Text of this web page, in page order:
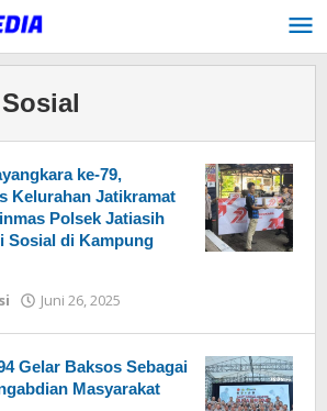
ke-79,
Kelurahan Jatikramat
Polsek Jatiasih
Sosial di Kampung
Juni 26, 2025
Gelar Baksos Sebagai
Masyarakat